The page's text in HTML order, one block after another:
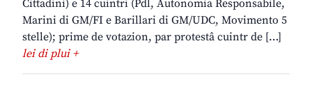
Cittadini) e 14 cuintri (Pdl, Autonomia Responsabile,
Marini di GM/FI e Barillari di GM/UDC, Movimento 5
stelle); prime de votazion, par protestâ cuintr de […]
lei di plui +